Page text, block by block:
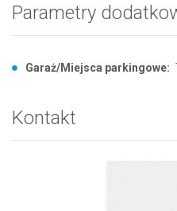
Parametry
Garaż/Miejsca parkingowe:
Kontakt